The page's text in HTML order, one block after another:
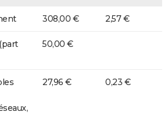
308,00 € 2,57 €
50,00 €
27,96 € 0,23 €